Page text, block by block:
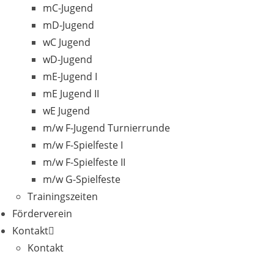
mC-Jugend
mD-Jugend
wC Jugend
wD-Jugend
mE-Jugend I
mE Jugend II
wE Jugend
m/w F-Jugend Turnierrunde
m/w F-Spielfeste I
m/w F-Spielfeste II
m/w G-Spielfeste
Trainingszeiten
Förderverein
Kontakt
Kontakt